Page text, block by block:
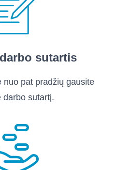
sutartis
nuo pat pradžių gausite
darbo sutartį.